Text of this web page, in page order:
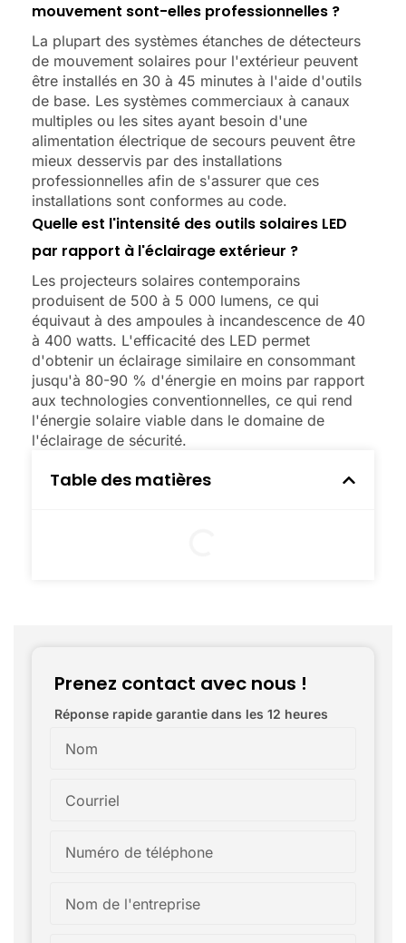
Table des matières
mouvement sont-elles professionnelles ?
La plupart des systèmes étanches de détecteurs
de mouvement solaires pour l'extérieur peuvent
être installés en 30 à 45 minutes à l'aide d'outils
de base. Les systèmes commerciaux à canaux
multiples ou les sites ayant besoin d'une
alimentation électrique de secours peuvent être
mieux desservis par des installations
professionnelles afin de s'assurer que ces
installations sont conformes au code.
Quelle est l'intensité des outils solaires LED
par rapport à l'éclairage extérieur ?
Les projecteurs solaires contemporains
produisent de 500 à 5 000 lumens, ce qui
équivaut à des ampoules à incandescence de 40
à 400 watts. L'efficacité des LED permet
d'obtenir un éclairage similaire en consommant
jusqu'à 80-90 % d'énergie en moins par rapport
aux technologies conventionnelles, ce qui rend
l'énergie solaire viable dans le domaine de
l'éclairage de sécurité.
Prenez contact avec nous !
Réponse rapide garantie dans les 12 heures